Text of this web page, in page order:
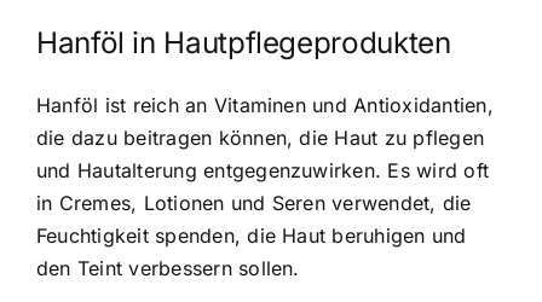
Hanföl in Hautpflegeprodukten
Hanföl ist reich an Vitaminen und Antioxidantien,
die dazu beitragen können, die Haut zu pflegen
und Hautalterung entgegenzuwirken. Es wird oft
in Cremes, Lotionen und Seren verwendet, die
Feuchtigkeit spenden, die Haut beruhigen und
den Teint verbessern sollen.